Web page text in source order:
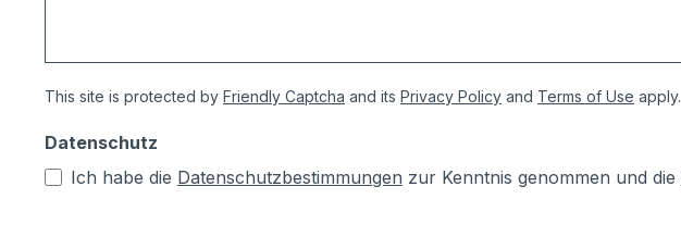
This site is protected by Friendly Captcha and its Privacy Policy and Terms of Use apply.
Datenschutz
Ich habe die Datenschutzbestimmungen zur Kenntnis genommen und die